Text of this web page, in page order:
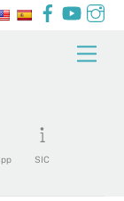
Facebook
SIC